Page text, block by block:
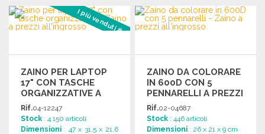
ORDINARE
Richiedi un preventivo
I più venduti #3
ZAINO PER LAPTOP
17" CON TASCHE
ORGANIZZATIVE A
PREZZI
ALL'INGROSSO
Rif.04-12247
Stock : 4 150 articoli
Dimensioni : 47 x 31.5 x 21.6
ZAINO DA COLORARE
IN 600D CON 5
PENNARELLI A PREZZI
ALL'INGROSSO
Rif.02-04687
Stock : 446 articoli
Dimensioni : 26 x 21 x 9 cm